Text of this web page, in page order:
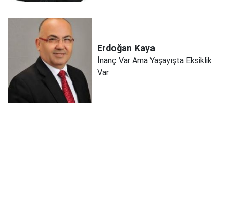
Erdoğan Kaya
İnanç Var Ama Yaşayışta Eksiklik
Var